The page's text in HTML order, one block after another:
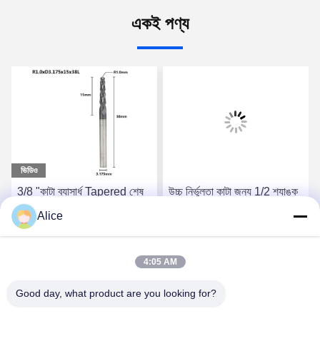
একই পণ্য
ভিডিও
3/8 "কাটা ব্যাসার্ধ Tapered শেষ
মিল টুল ভারী দায়িত্ব অ্যাপ্লিকেশন
জন্য
উচ্চ নির্ভুলতা কাটা জন্য 1/2 শ্যাঙ্ক
Alice
4:05 AM
Good day, what product are you looking for?